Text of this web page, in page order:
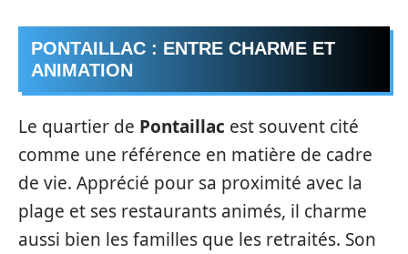
PONTAILLAC : ENTRE CHARME ET
ANIMATION
Le quartier de Pontaillac est souvent cité
comme une référence en matière de cadre
de vie. Apprécié pour sa proximité avec la
plage et ses restaurants animés, il charme
aussi bien les familles que les retraités. Son